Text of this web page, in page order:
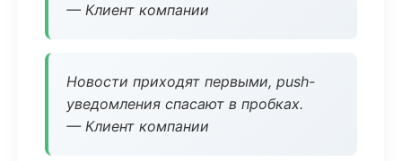
— Клиент компании
Новости приходят первыми, push-
уведомления спасают в пробках.
— Клиент компании